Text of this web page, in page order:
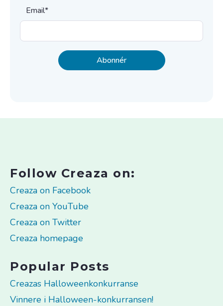
Email*
Follow Creaza on:
Creaza on Facebook
Creaza on YouTube
Creaza on Twitter
Creaza homepage
Popular Posts
Creazas Halloweenkonkurranse
Vinnere i Halloween-konkurransen!